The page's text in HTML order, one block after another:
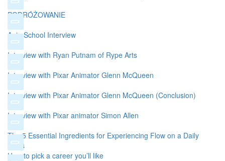
PODRÓŻOWANIE
AnimSchool Interview
Interview with Ryan Putnam of Rype Arts
Interview with Pixar Animator Glenn McQueen
Interview with Pixar Animator Glenn McQueen (Conclusion)
Interview with Pixar animator Simon Allen
The 5 Essential Ingredients for Experiencing Flow on a Daily
Basis
How to pick a career you’ll like